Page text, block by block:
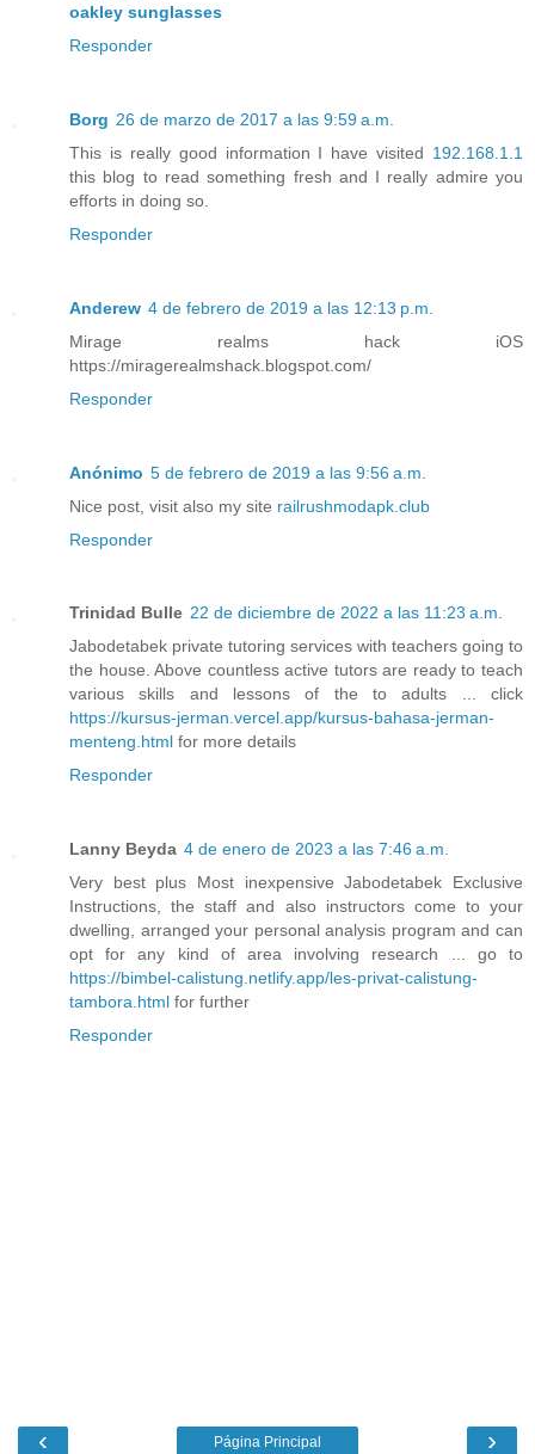
oakley sunglasses
Responder
Borg 26 de marzo de 2017 a las 9:59 a.m.
This is really good information I have visited 192.168.1.1
this blog to read something fresh and I really admire you
efforts in doing so.
Responder
Anderew 4 de febrero de 2019 a las 12:13 p.m.
Mirage realms hack iOS
https://miragerealmshack.blogspot.com/
Responder
Anónimo 5 de febrero de 2019 a las 9:56 a.m.
Nice post, visit also my site railrushmodapk.club
Responder
Trinidad Bulle 22 de diciembre de 2022 a las 11:23 a.m.
Jabodetabek private tutoring services with teachers going to
the house. Above countless active tutors are ready to teach
various skills and lessons of the to adults ... click
https://kursus-jerman.vercel.app/kursus-bahasa-jerman-
menteng.html for more details
Responder
Lanny Beyda 4 de enero de 2023 a las 7:46 a.m.
Very best plus Most inexpensive Jabodetabek Exclusive
Instructions, the staff and also instructors come to your
dwelling, arranged your personal analysis program and can
opt for any kind of area involving research ... go to
https://bimbel-calistung.netlify.app/les-privat-calistung-
tambora.html for further
Responder
‹ ›
Página Principal